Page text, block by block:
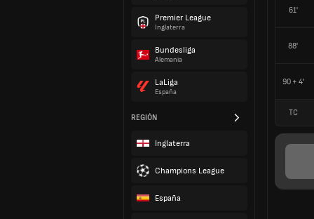
Premier League
Inglaterra
Bundesliga
Alemania
LaLiga
España
REGIÓN
Inglaterra
Champions League
España
61'
88'
90 + 4'
TC